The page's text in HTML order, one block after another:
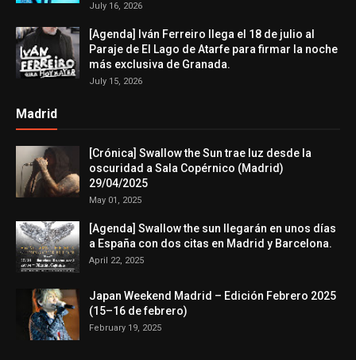
July 16, 2026
[Agenda] Iván Ferreiro llega el 18 de julio al
Paraje de El Lago de Atarfe para firmar la noche
más exclusiva de Granada.
July 15, 2026
Madrid
[Crónica] Swallow the Sun trae luz desde la
oscuridad a Sala Copérnico (Madrid)
29/04/2025
May 01, 2025
[Agenda] Swallow the sun llegarán en unos días
a España con dos citas en Madrid y Barcelona.
April 22, 2025
Japan Weekend Madrid – Edición Febrero 2025
(15–16 de febrero)
February 19, 2025